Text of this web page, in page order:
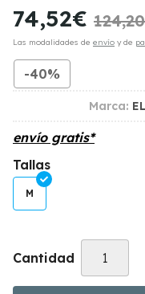
74,52€ 124,20
Las modalidades de envío y de
-40%
Marca:
envío gratis*
Tallas
M
Cantidad